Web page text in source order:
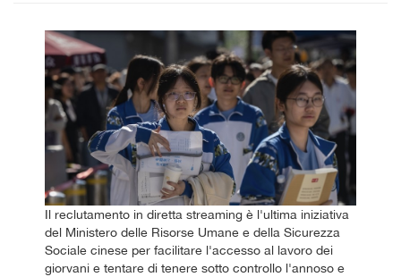
Il reclutamento in diretta streaming è l'ultima iniziativa
del Ministero delle Risorse Umane e della Sicurezza
Sociale cinese per facilitare l'accesso al lavoro dei
giorvani e tentare di tenere sotto controllo l'annoso e